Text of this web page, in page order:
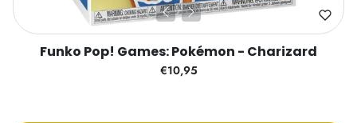
Funko Pop! Games: Pokémon - Charizard
€10,95